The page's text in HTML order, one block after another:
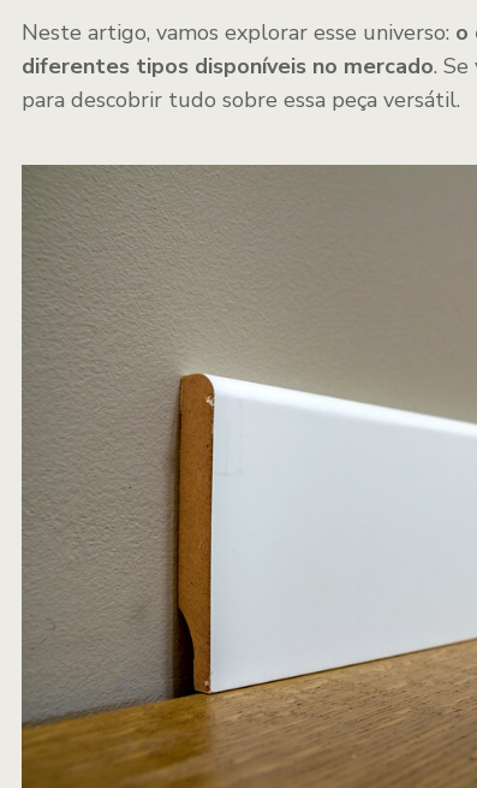
Neste artigo, vamos explorar esse universo: o
diferentes tipos disponíveis no mercado.
para descobrir tudo sobre essa peça versátil.